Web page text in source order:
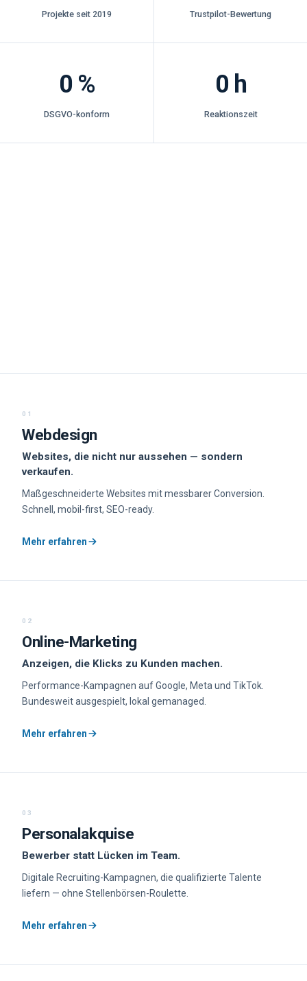
Projekte seit 2019 Trustpilot-Bewertung
0 %
DSGVO-konform
0 h
Reaktionszeit
01
Webdesign
Websites, die nicht nur aussehen — sondern
verkaufen.
Maßgeschneiderte Websites mit messbarer Conversion.
Schnell, mobil-first, SEO-ready.
Mehr erfahren
02
Online-Marketing
Anzeigen, die Klicks zu Kunden machen.
Performance-Kampagnen auf Google, Meta und TikTok.
Bundesweit ausgespielt, lokal gemanaged.
Mehr erfahren
03
Personalakquise
Bewerber statt Lücken im Team.
Digitale Recruiting-Kampagnen, die qualifizierte Talente
liefern — ohne Stellenbörsen-Roulette.
Mehr erfahren